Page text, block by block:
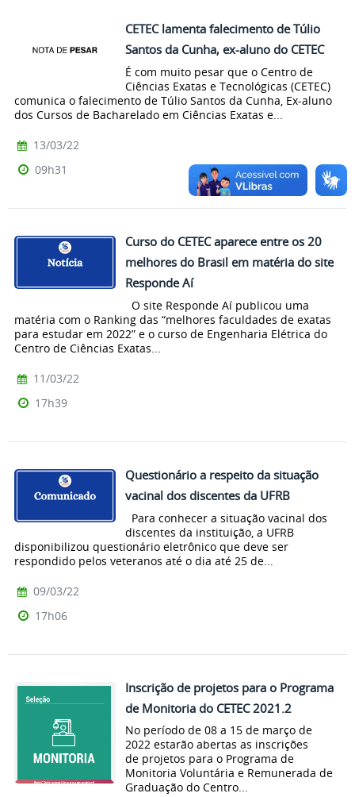
CETEC lamenta falecimento de Túlio
Santos da Cunha, ex-aluno do CETEC
É com muito pesar que o Centro de
Ciências Exatas e Tecnológicas (CETEC)
comunica o falecimento de Túlio Santos da Cunha, Ex-aluno
dos Cursos de Bacharelado em Ciências Exatas e...
13/03/22
09h31
Curso do CETEC aparece entre os 20
melhores do Brasil em matéria do site
Responde Aí
O site Responde Aí publicou uma
matéria com o Ranking das “melhores faculdades de exatas
para estudar em 2022” e o curso de Engenharia Elétrica do
Centro de Ciências Exatas...
11/03/22
17h39
Questionário a respeito da situação
vacinal dos discentes da UFRB
Para conhecer a situação vacinal dos
discentes da instituição, a UFRB
disponibilizou questionário eletrônico que deve ser
respondido pelos veteranos até o dia até 25 de...
09/03/22
17h06
Inscrição de projetos para o Programa
de Monitoria do CETEC 2021.2
No período de 08 a 15 de março de
2022 estarão abertas as inscrições
de projetos para o Programa de
Monitoria Voluntária e Remunerada de
Graduação do Centro...